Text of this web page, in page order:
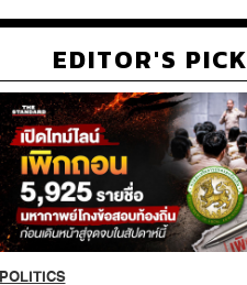
EDITOR'S PICK
POLITICS